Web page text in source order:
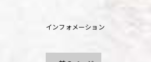
インフォメーション